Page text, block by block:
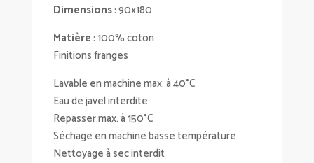
Dimensions: 90x180
Matière: 100% coton
Finitions franges
Lavable en machine max. à 40°C
Eau de javel interdite
Repasser max. à 150°C
Séchage en machine basse température
Nettoyage à sec interdit